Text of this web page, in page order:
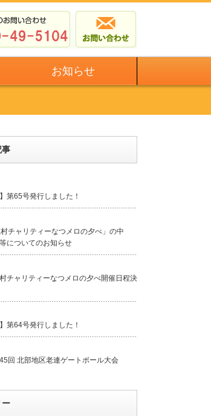
お知らせ
事
第65号発行しました！
村チャリティーなつメロの夕べ」の中
についてのお知らせ
チャリティーなつメロの夕べ開催日程決
第64号発行しました！
45回 北部地区老連ゲートボール大会
ー